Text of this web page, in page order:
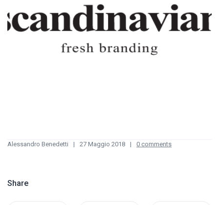
Alessandro Benedetti 27 Maggio 2018 0 comments
Share